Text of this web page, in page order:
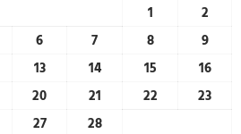
1
2
6 7 8
9
13 14 15
16
20 21 22
23
27 28